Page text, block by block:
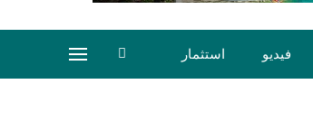
فيديو استثمار